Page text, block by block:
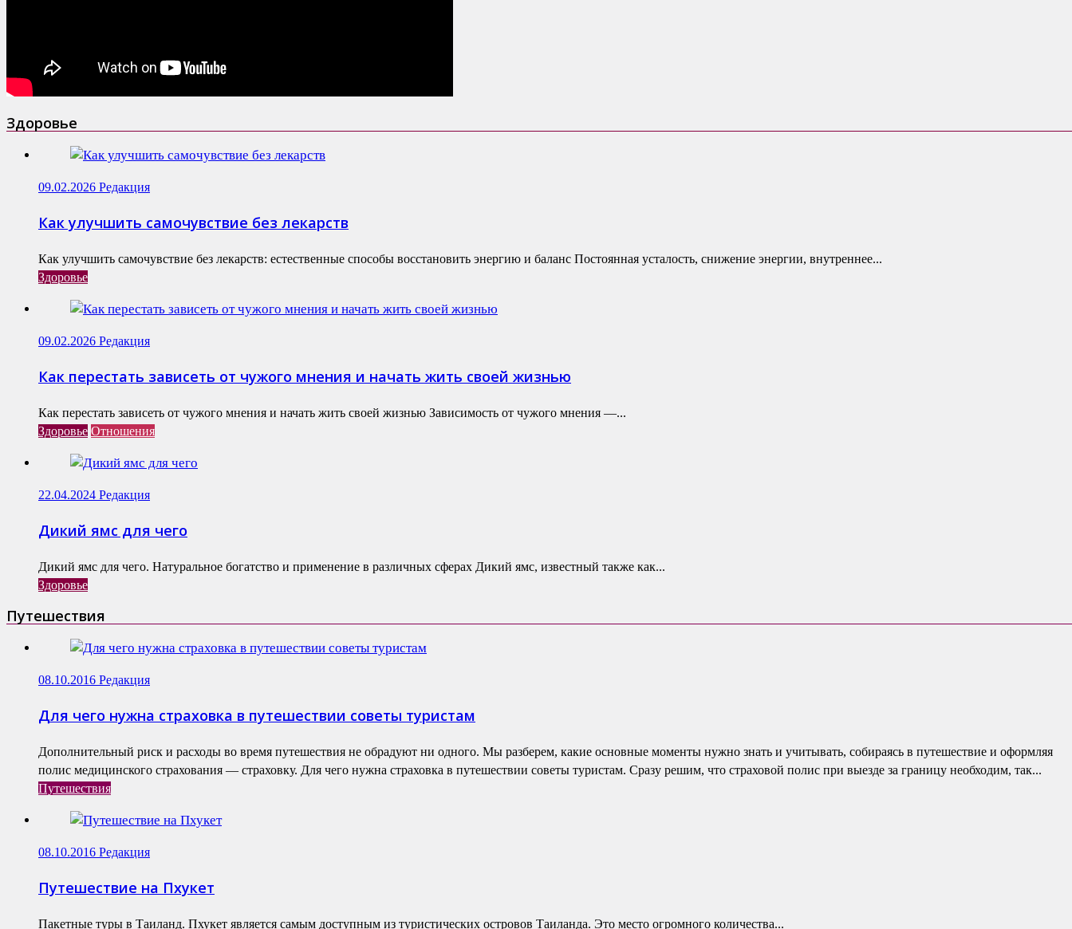
Здоровье
09.02.2026 Редакция
Как улучшить самочувствие без лекарств
Как улучшить самочувствие без лекарств: естественные способы восстановить энергию и баланс Постоянная усталость, снижение энергии, внутреннее...
Здоровье
09.02.2026 Редакция
Как перестать зависеть от чужого мнения и начать жить своей жизнью
Как перестать зависеть от чужого мнения и начать жить своей жизнью Зависимость от чужого мнения —...
Здоровье Отношения
22.04.2024 Редакция
Дикий ямс для чего
Дикий ямс для чего. Натуральное богатство и применение в различных сферах Дикий ямс, известный также как...
Здоровье
Путешествия
08.10.2016 Редакция
Для чего нужна страховка в путешествии советы туристам
Дополнительный риск и расходы во время путешествия не обрадуют ни одного. Мы разберем, какие основные моменты нужно знать и учитывать, собираясь в путешествие и оформляя
полис медицинского страхования — страховку. Для чего нужна страховка в путешествии советы туристам. Сразу решим, что страховой полис при выезде за границу необходим, так...
Путешествия
08.10.2016 Редакция
Путешествие на Пхукет
Пакетные туры в Таиланд. Пхукет является самым доступным из туристических островов Таиланда. Это место огромного количества...